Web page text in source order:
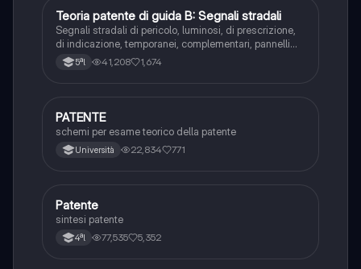
Ed. civ.
Teoria patente di guida B: Segnali stradali
Segnali stradali di pericolo, luminosi, di prescrizione,
di indicazione, temporanei, complementari, pannelli
integrativi, segnaletica orizzontale, segnalazioni
agenti del traffico, distanza di visibilità per l‘arresto,
5ªl 41,208 1,674
Altro
PATENTE
schemi per esame teorico della patente
Università 22,834 771
Altro
Patente
sintesi patente
4ªl 77,535 5,352